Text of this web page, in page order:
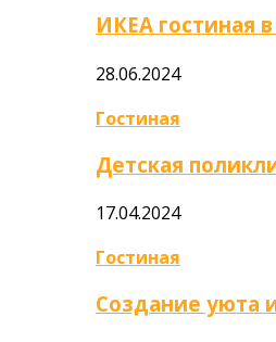
ИКЕА гостиная
28.06.2024
Гостиная
Детская
17.04.2024
Гостиная
Создание уюта